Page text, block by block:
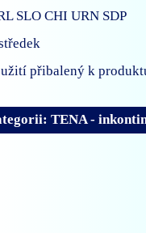
SLO CHI URN SDP
přibalený k
TENA -